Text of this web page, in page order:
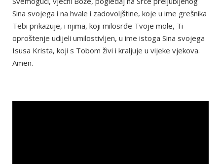
Sina svojega i na hvale i zadovoljštine, koje u ime grešnika
Tebi prikazuje, i njima, koji milosrđe Tvoje mole, Ti
oproštenje udijeli umilostivljen, u ime istoga Sina svojega
Isusa Krista, koji s Tobom živi i kraljuje u vijeke vjekova.
Amen.